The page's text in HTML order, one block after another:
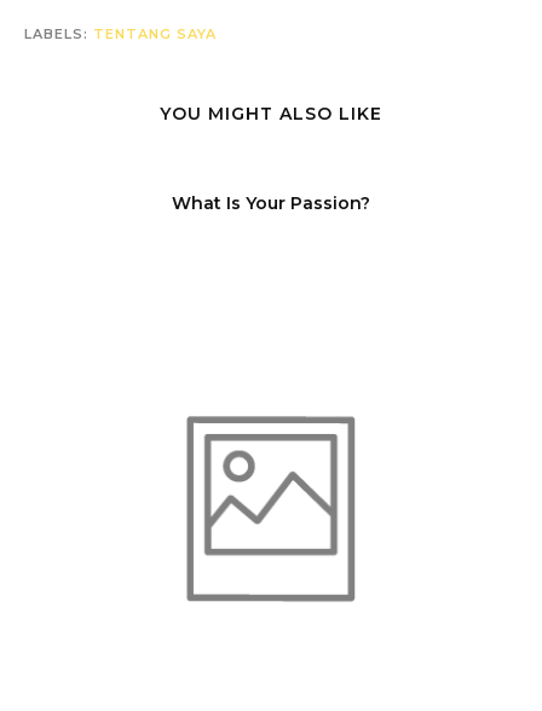
LABELS: TENTANG SAYA
YOU MIGHT ALSO LIKE
What Is Your Passion?